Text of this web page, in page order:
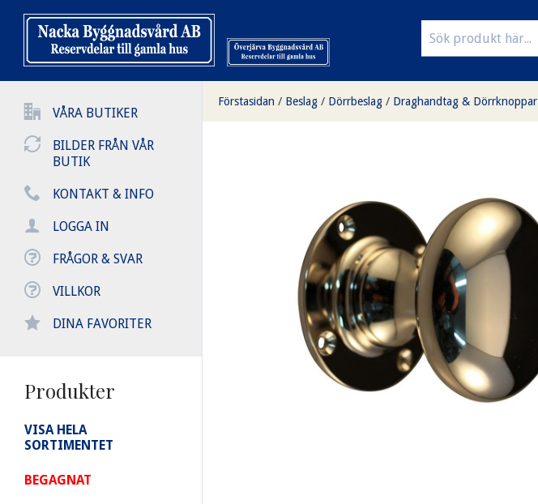
VÅRA BUTIKER
BILDER FRÅN VÅR
BUTIK
KONTAKT & INFO
LOGGA IN
FRÅGOR & SVAR
VILLKOR
DINA FAVORITER
Produkter
VISA HELA
SORTIMENTET
BEGAGNAT
Förstasidan / Beslag / Dörrbeslag / Draghandtag & Dörrknoppar